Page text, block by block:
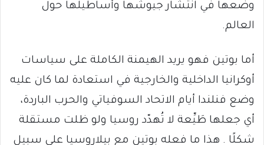
وضعها في انتشار جيوشها وأساطيلها حول
العالم.
أما بوتين فهو يريد الهيمنة الكاملة على سياسات
أوكرانيا الداخلية والخارجية في استعادة لما كان عليه
وضع فنلندا أيام الاتحاد السوفياتي والحرب الباردة،
أي جعلها طَيِّعة لا تُهدّد روسيا ولو ظلت مستقلة
شكلًا . هذا ما فعله بوتين مع بيلاروسيا على سبيل